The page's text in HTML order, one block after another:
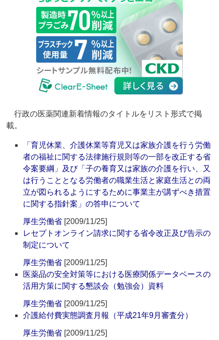
行政の医薬関連新着情報のタイトルをリスト形式で掲
載。
「育児休業、介護休業等育児又は家族介護を行う労働
者の福祉に関する法律施行規則等の一部を改正する省
令案要綱」及び「子の養育又は家族の介護を行い、又
は行うこととなる労働者の職業生活と家庭生活との両
立が図られるようにするために事業主が講ずべき措置
に関する指針案」の答申について
厚生労働省 [2009/11/25]
レセプトオンライン請求に関する省令改正及び告示の
制定について
厚生労働省 [2009/11/25]
医薬品の安全対策等における医療関係データベースの
活用方策に関する懇談会（勉強会）資料
厚生労働省 [2009/11/25]
介護給付費実態調査月報（平成21年9月審査分）
厚生労働省 [2009/11/25]